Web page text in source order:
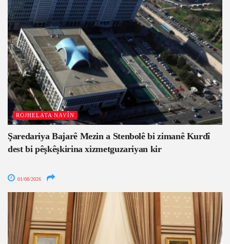
ROJHELATA NAVÎN
Şaredariya Bajarê Mezin a Stenbolê bi zimanê Kurdî
dest bi pêşkêşkirina xizmetguzariyan kir
01/08/2026